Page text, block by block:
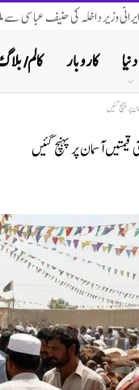
ایرانی وزیر داخلہ کی حنیف عباسی
کالم/ کاروبار دنیا
پر پہنچ گئیں
آسمان پر پہنچ گئیں